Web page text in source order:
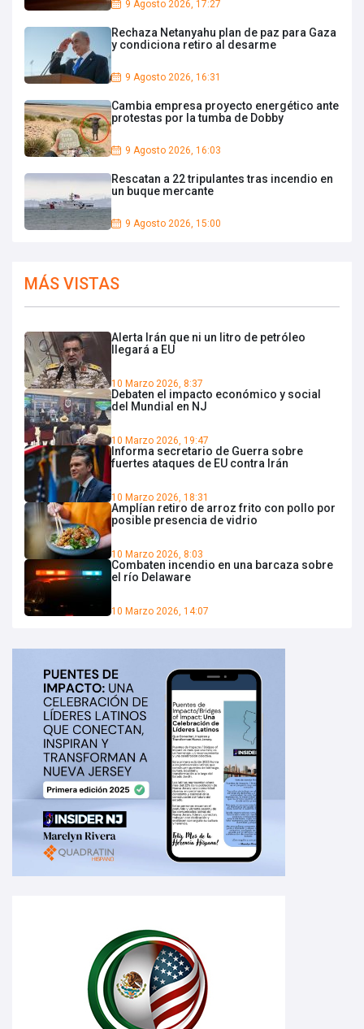
9 Agosto 2026, 17:27
Rechaza Netanyahu plan de paz para Gaza
y condiciona retiro al desarme
9 Agosto 2026, 16:31
Cambia empresa proyecto energético ante
protestas por la tumba de Dobby
9 Agosto 2026, 16:03
Rescatan a 22 tripulantes tras incendio en
un buque mercante
9 Agosto 2026, 15:00
MÁS VISTAS
Alerta Irán que ni un litro de petróleo
llegará a EU
10 Marzo 2026, 8:37
Debaten el impacto económico y social
del Mundial en NJ
10 Marzo 2026, 19:47
Informa secretario de Guerra sobre
fuertes ataques de EU contra Irán
10 Marzo 2026, 18:31
Amplían retiro de arroz frito con pollo por
posible presencia de vidrio
10 Marzo 2026, 8:03
Combaten incendio en una barcaza sobre
el río Delaware
10 Marzo 2026, 14:07